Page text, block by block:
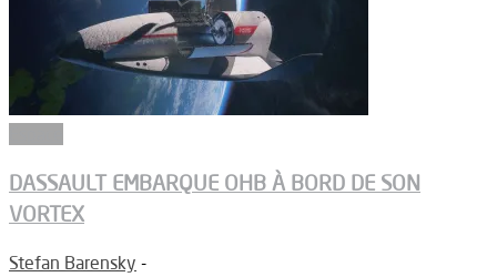
DASSAULT EMBARQUE OHB À BORD DE SON
VORTEX
Stefan Barensky -